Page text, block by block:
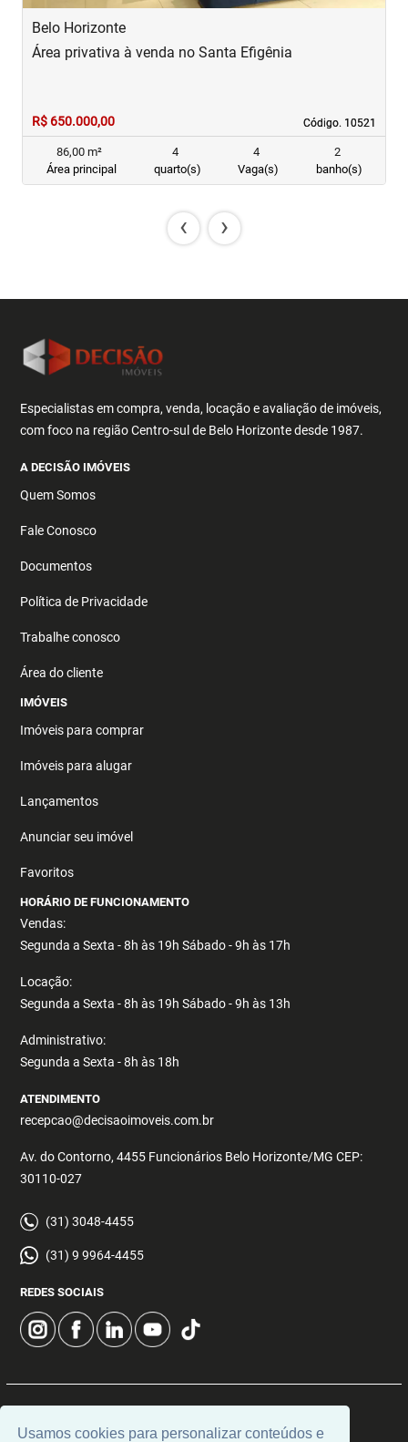
Usamos cookies para personalizar conteúdos e
Belo Horizonte
Código. 10521
Código. 10521
Área privativa à venda no Santa Efigênia
R$ 650.000,00
86,00 m²
Área principal
4
quarto(s)
4
Vaga(s)
2
banho(s)
‹ ›
Especialistas em compra, venda, locação e avaliação de imóveis,
com foco na região Centro-sul de Belo Horizonte desde 1987.
A DECISÃO IMÓVEIS
Quem Somos
Fale Conosco
Documentos
Política de Privacidade
Trabalhe conosco
Área do cliente
IMÓVEIS
Imóveis para comprar
Imóveis para alugar
Lançamentos
Anunciar seu imóvel
Favoritos
HORÁRIO DE FUNCIONAMENTO
Vendas:
Segunda a Sexta - 8h às 19h Sábado - 9h às 17h
Locação:
Segunda a Sexta - 8h às 19h Sábado - 9h às 13h
Administrativo:
Segunda a Sexta - 8h às 18h
ATENDIMENTO
recepcao@decisaoimoveis.com.br
Av. do Contorno, 4455 Funcionários Belo Horizonte/MG CEP:
30110-027
(31) 3048-4455
(31) 9 9964-4455
REDES SOCIAIS
Universal Software.